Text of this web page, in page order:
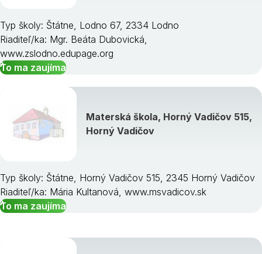
Typ školy: Štátne, Lodno 67, 2334 Lodno
Riaditeľ/ka: Mgr. Beáta Dubovická,
www.zslodno.edupage.org
To ma zaujíma
Materská škola, Horný Vadičov 515,
Horný Vadičov
Typ školy: Štátne, Horný Vadičov 515, 2345 Horný Vadičov
Riaditeľ/ka: Mária Kultanová, www.msvadicov.sk
To ma zaujíma